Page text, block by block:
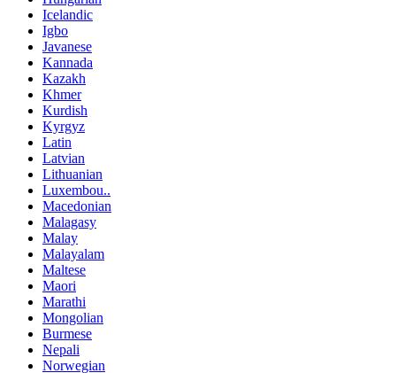
Icelandic
Igbo
Javanese
Kannada
Kazakh
Khmer
Kurdish
Kyrgyz
Latin
Latvian
Lithuanian
Luxembou..
Macedonian
Malagasy
Malay
Malayalam
Maltese
Maori
Marathi
Mongolian
Burmese
Nepali
Norwegian